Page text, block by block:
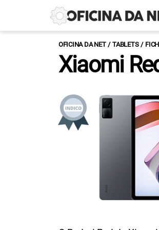
OFICINA DA NET TABLETS
Xiaomi